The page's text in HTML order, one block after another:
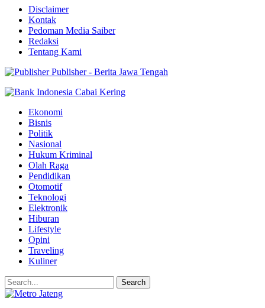
Disclaimer
Kontak
Pedoman Media Saiber
Redaksi
Tentang Kami
Publisher - Berita Jawa Tengah
Ekonomi
Bisnis
Politik
Nasional
Hukum Kriminal
Olah Raga
Pendidikan
Otomotif
Teknologi
Elektronik
Hiburan
Lifestyle
Opini
Traveling
Kuliner